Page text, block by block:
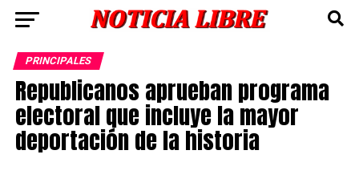
PRINCIPALES
Republicanos aprueban programa
electoral que incluye la mayor
deportación de la historia